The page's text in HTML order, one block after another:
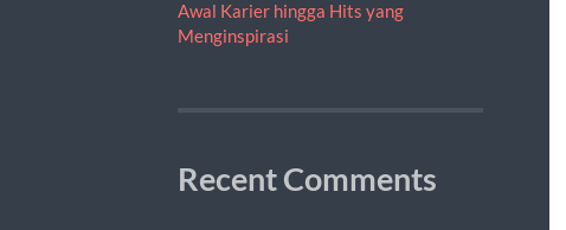
Awal Karier hingga Hits yang
Menginspirasi
Recent Comments